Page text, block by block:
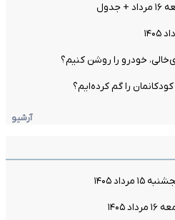
خودرو را روشن کنیم؟
را گم کرده‌ایم؟
آرشیو
۱۴۰۵